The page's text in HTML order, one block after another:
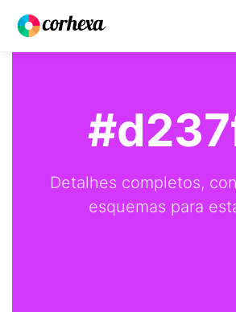
Detalhes completos,
esquemas para